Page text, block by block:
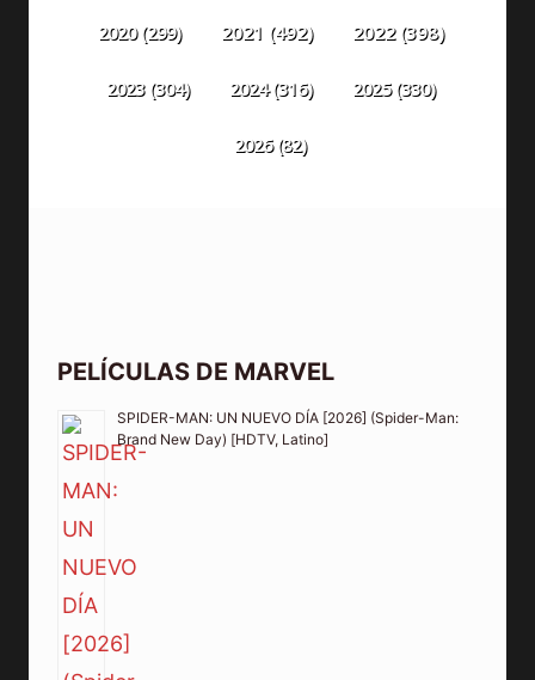
2020(299) 2021 (492) 2022(398)
2023(304) 2024(316) 2025(330)
2026(82)
PELÍCULAS DE MARVEL
SPIDER-MAN: UN NUEVO DÍA [2026] (Spider-Man:
Brand New Day) [HDTV, Latino]